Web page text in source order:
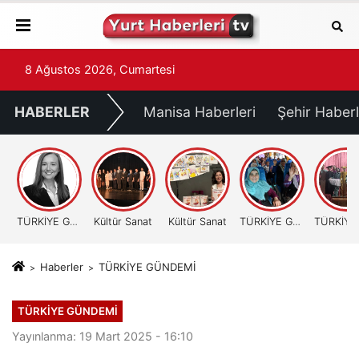
8 Ağustos 2026, Cumartesi
HABERLER Manisa Haberleri Şehir
TÜRKİYE GÜNDEMİ Kültür Sanat Kültür Sanat TÜRKİYE GÜNDEMİ
Haberler TÜRKİYE GÜNDEMİ
TÜRKİYE GÜNDEMİ
Yayınlanma: 19 Mart 2025 - 16:10